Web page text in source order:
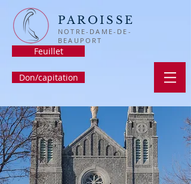
PAROISSE
NOTRE-DAME-DE-
BEAUPORT
Feuillet
Don/capitation